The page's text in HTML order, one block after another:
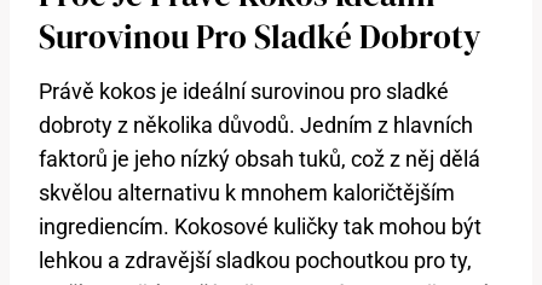
Surovinou Pro Sladké Dobroty
Právě kokos je ideální surovinou pro sladké
dobroty z několika důvodů. Jedním z hlavních
faktorů je jeho nízký obsah tuků, což z něj dělá
skvělou alternativu k mnohem kaloričtějším
ingrediencím. Kokosové kuličky tak mohou být
lehkou a zdravější sladkou pochoutkou pro ty,